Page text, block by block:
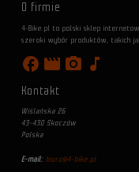
O firmie
4-Bike.pl to polski sklep
szeroki wybór produktów, takich
facebook movie photo_camera music_note
Kontakt
Wiślańska 26
43-430 Skoczów
Polska
E-mail: biuro@4-bike.pl